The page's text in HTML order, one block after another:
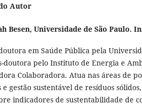
Autor
Besen, Universidade de São Paulo.
em Saúde Pública pela
doutora pelo Instituto de Energia e
Colaboradora. Atua nas áreas de
gestão sustentável de resíduos
indicadores de sustentabilidade de